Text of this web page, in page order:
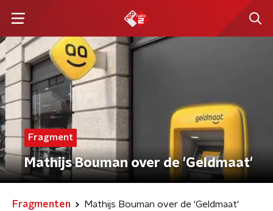
Fragment
Mathijs Bouman over de 'Geldmaat'
Fragmenten Mathijs Bouman over de 'Geldmaat'